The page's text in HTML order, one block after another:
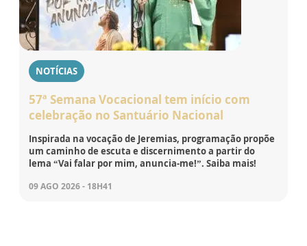
NOTÍCIAS
57ª Semana Vocacional tem início com
celebração no Santuário Nacional
Inspirada na vocação de Jeremias, programação propõe
um caminho de escuta e discernimento a partir do
lema “Vai falar por mim, anuncia-me!”. Saiba mais!
09 AGO 2026 - 18H41